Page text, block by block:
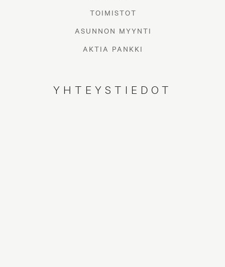
TOIMISTOT
ASUNNON MYYNTI
AKTIA PANKKI
YHTEYSTIEDOT